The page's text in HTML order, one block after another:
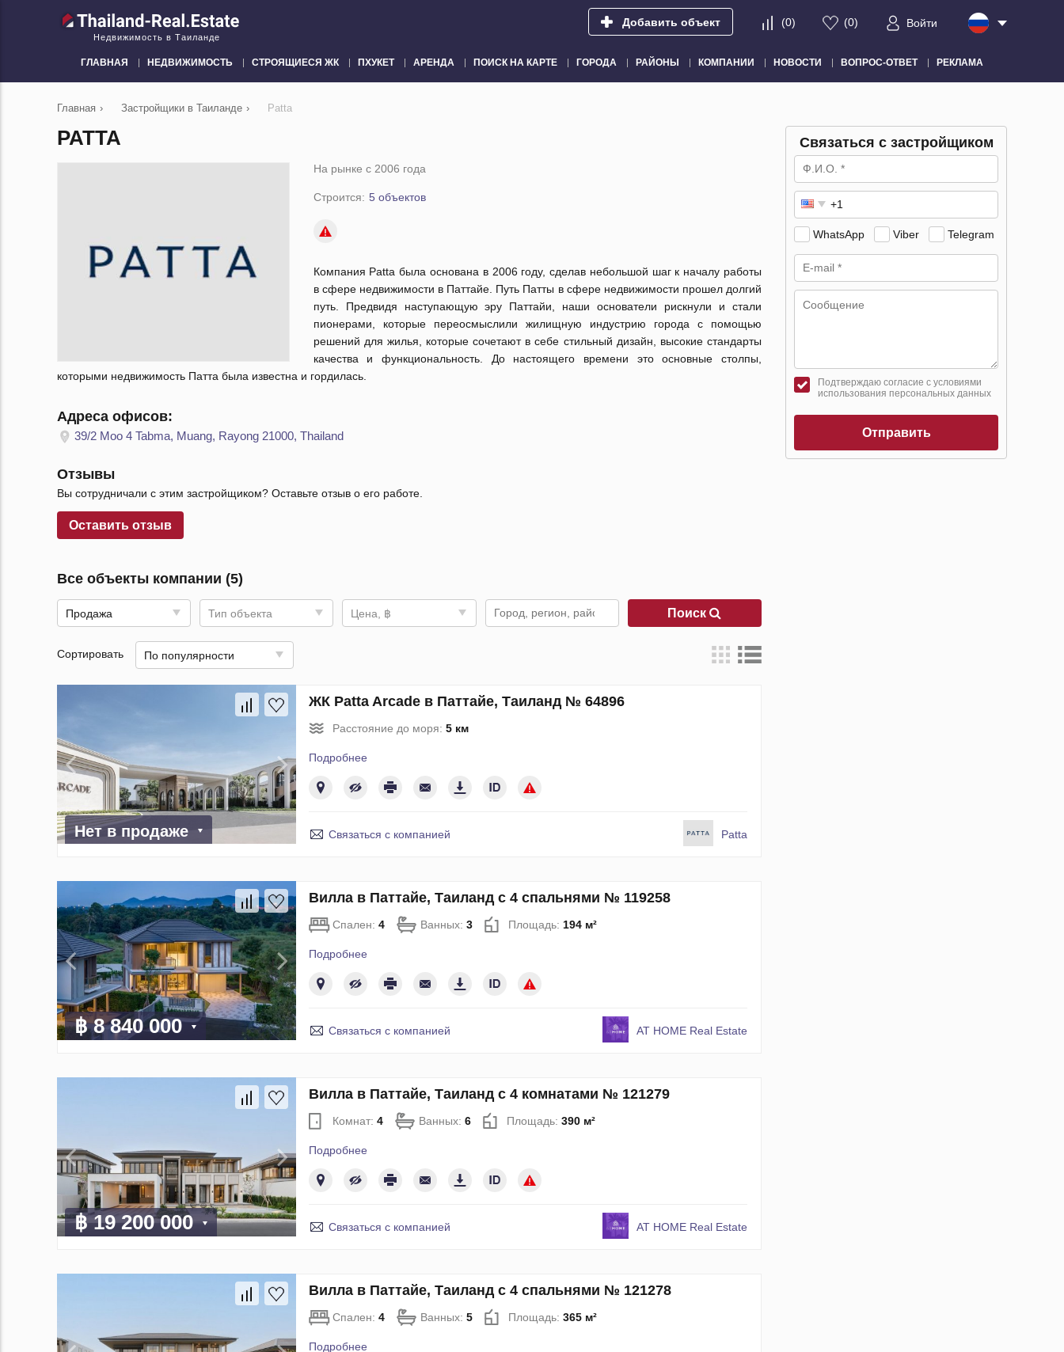
Недвижимость в Таиланде
Добавить объект (0) (0) Войти
ГЛАВНАЯ НЕДВИЖИМОСТЬ СТРОЯЩИЕСЯ ЖК ПХУКЕТ АРЕНДА ПОИСК НА КАРТЕ ГОРОДА РАЙОНЫ КОМПАНИИ НОВОСТИ ВОПРОС-ОТВЕТ РЕКЛАМА
Главная › Застройщики в Таиланде › Patta
PATTA
На рынке с 2006 года
Строится: 5 объектов
Компания Patta была основана в 2006 году, сделав небольшой шаг к началу работы
в сфере недвижимости в Паттайе. Путь Патты в сфере недвижимости прошел долгий
путь. Предвидя наступающую эру Паттайи, наши основатели рискнули и стали
пионерами, которые переосмыслили жилищную индустрию города с помощью
решений для жилья, которые сочетают в себе стильный дизайн, высокие стандарты
качества и функциональность. До настоящего времени это основные столпы,
которыми недвижимость Патта была известна и гордилась.
Адреса офисов:
39/2 Moo 4 Tabma, Muang, Rayong 21000, Thailand
Отзывы
Вы сотрудничали с этим застройщиком? Оставьте отзыв о его работе.
Оставить отзыв
Все объекты компании (5)
Продажа Тип объекта Цена, ฿ Поиск
Сортировать По популярности
Нет в продаже
ЖК Patta Arcade в Паттайе, Таиланд № 64896
Расстояние до моря: 5 км
Подробнее
Связаться с компанией Patta
฿ 8 840 000
Вилла в Паттайе, Таиланд с 4 спальнями № 119258
Спален: 4 Ванных: 3 Площадь: 194 м²
Подробнее
Связаться с компанией AT HOME Real Estate
฿ 19 200 000
Вилла в Паттайе, Таиланд с 4 комнатами № 121279
Комнат: 4 Ванных: 6 Площадь: 390 м²
Подробнее
Связаться с компанией AT HOME Real Estate
Вилла в Паттайе, Таиланд с 4 спальнями № 121278
Спален: 4 Ванных: 5 Площадь: 365 м²
Подробнее
Связаться с застройщиком
WhatsApp Viber Telegram
Подтверждаю согласие с условиями
использования персональных данных
Отправить